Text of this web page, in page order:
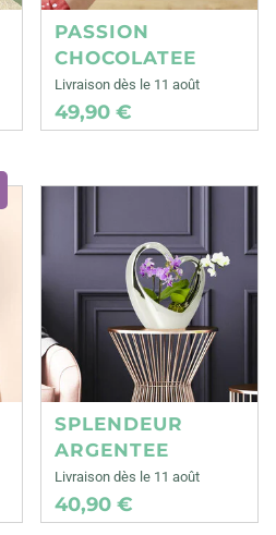
PASSION
CHOCOLATEE
Livraison dès le 11 août
49,90 €
SPLENDEUR
ARGENTEE
Livraison dès le 11 août
40,90 €